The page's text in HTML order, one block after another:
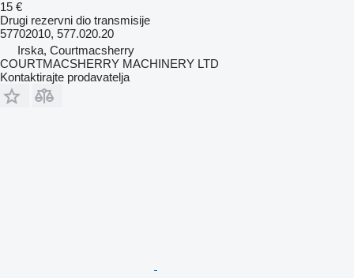
15 €
Drugi rezervni dio transmisije
57702010, 577.020.20
Irska, Courtmacsherry
COURTMACSHERRY MACHINERY LTD
Kontaktirajte prodavatelja